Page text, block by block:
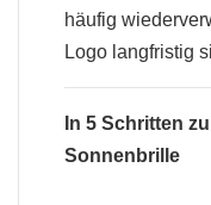
häufig
Logo langfristig
In 5 Schritten
Sonnenbrille